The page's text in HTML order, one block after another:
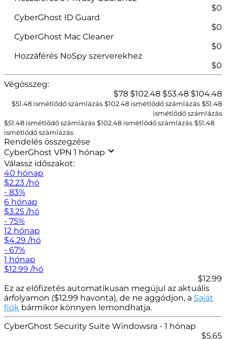
$0
CyberGhost ID Guard
$0
CyberGhost Mac Cleaner
$0
Hozzáférés NoSpy szerverekhez
$0
Végösszeg:
$78 $102.48 $53.48 $104.48
$51.48 ismétlődő számlázás $102.48 ismétlődő számlázás $51.48
ismétlődő számlázás
$51.48 ismétlődő számlázás $102.48 ismétlődő számlázás $51.48
ismétlődő számlázás
Rendelés összegzése
CyberGhost VPN 1 hónap
Válassz időszakot:
40 hónap
$2.23 /hó
- 83%
6 hónap
$3.25 /hó
- 75%
12 hónap
$4.29 /hó
- 67%
1 hónap
$12.99 /hó
$12.99
Ez az előfizetés automatikusan megújul az aktuális
árfolyamon ($12.99 havonta), de ne aggódjon, a Saját
fiók bármikor könnyen lemondhatja.
CyberGhost Security Suite Windowsra - 1 hónap
$5.65